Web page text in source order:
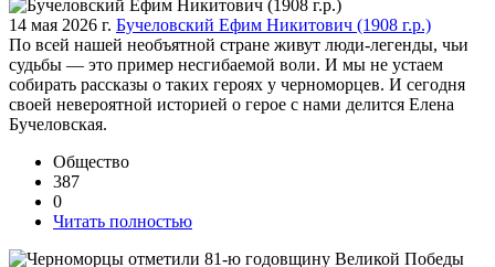
14 мая 2026 г. Бучеловский Ефим Никитович (1908 г.р.)
По всей нашей необъятной стране живут люди-легенды, чьи
судьбы — это пример несгибаемой воли. И мы не устаем
собирать рассказы о таких героях у черноморцев. И сегодня
своей невероятной историей о герое с нами делится Елена
Бучеловская.
Общество
387
0
Читать полностью